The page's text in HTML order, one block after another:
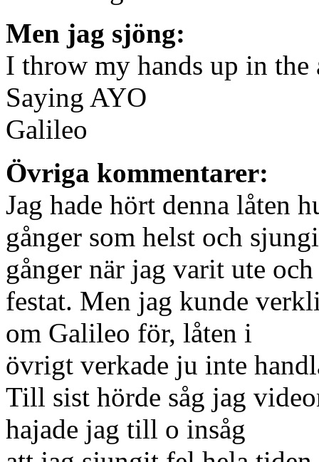
Men jag sjöng:
I throw my hands up in the
Saying AYO
Galileo
Övriga kommentarer:
Jag hade hört denna låten
gånger som helst och
gånger när jag varit ute och
festat. Men jag kunde
om Galileo för, låten i
övrigt verkade ju inte
Till sist hörde såg jag
hajade jag till o insåg